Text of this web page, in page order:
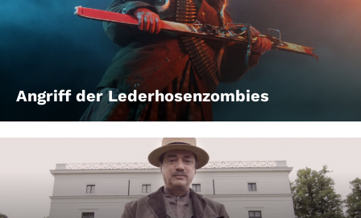
Angriff der Lederhosenzombies